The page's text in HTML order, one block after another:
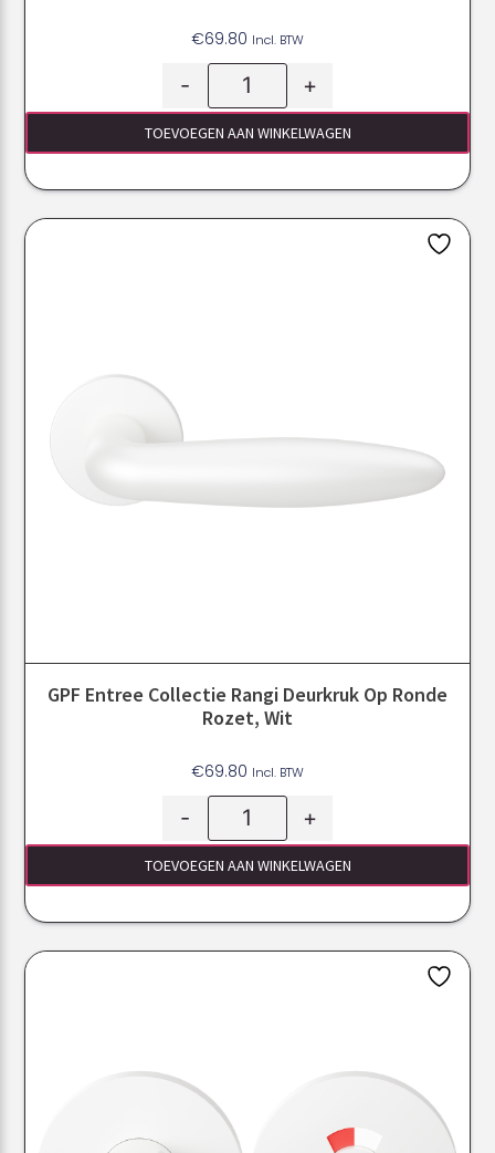
€69.80 Incl. BTW
- +
TOEVOEGEN AAN WINKELWAGEN
GPF Entree Collectie Rangi Deurkruk Op Ronde
Rozet, Wit
€69.80 Incl. BTW
- +
TOEVOEGEN AAN WINKELWAGEN